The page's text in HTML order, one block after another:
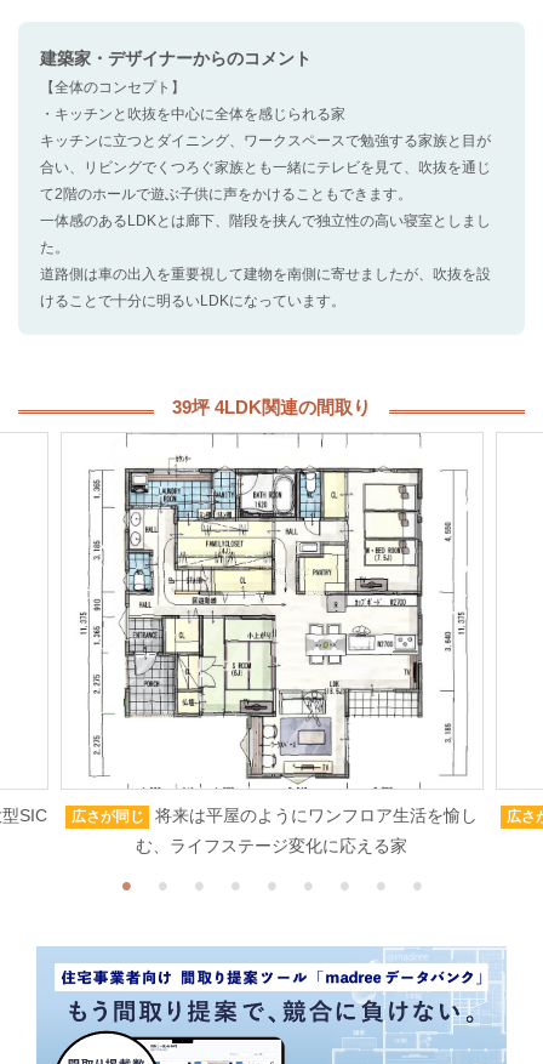
建築家・デザイナーからのコメント
【全体のコンセプト】
・キッチンと吹抜を中心に全体を感じられる家
キッチンに立つとダイニング、ワークスペースで勉強する家族と目が
合い、リビングでくつろぐ家族とも一緒にテレビを見て、吹抜を通じ
て2階のホールで遊ぶ子供に声をかけることもできます。
一体感のあるLDKとは廊下、階段を挟んで独立性の高い寝室としまし
た。
道路側は車の出入を重要視して建物を南側に寄せましたが、吹抜を設
けることで十分に明るいLDKになっています。
39坪 4LDK関連の間取り
SIC 広さが同じ
将来は平屋のようにワンフロア生活を愉し
む、ライフステージ変化に応える家
広さ